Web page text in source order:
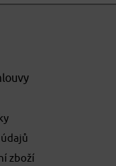
zboží